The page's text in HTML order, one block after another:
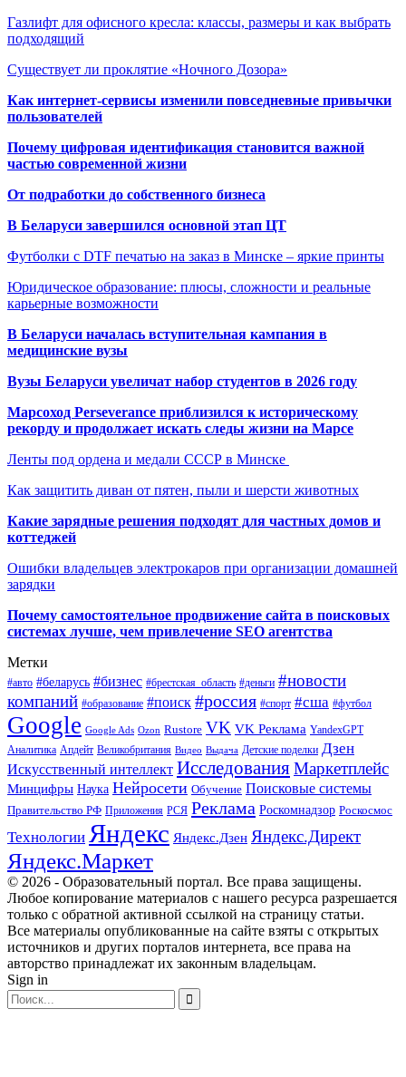
Газлифт для офисного кресла: классы, размеры и как выбрать
подходящий
Существует ли проклятие «Ночного Дозора»
Как интернет-сервисы изменили повседневные привычки
пользователей
Почему цифровая идентификация становится важной
частью современной жизни
От подработки до собственного бизнеса
В Беларуси завершился основной этап ЦТ
Футболки с DTF печатью на заказ в Минске – яркие принты
Юридическое образование: плюсы, сложности и реальные
карьерные возможности
В Беларуси началась вступительная кампания в
медицинские вузы
Вузы Беларуси увеличат набор студентов в 2026 году
Марсоход Perseverance приблизился к историческому
рекорду и продолжает искать следы жизни на Марсе
Ленты под ордена и медали СССР в Минске
Как защитить диван от пятен, пыли и шерсти животных
Какие зарядные решения подходят для частных домов и
коттеджей
Ошибки владельцев электрокаров при организации домашней
зарядки
Почему самостоятельное продвижение сайта в поисковых
системах лучше, чем привлечение SEO агентства
Метки
#авто #беларусь #бизнес #брестская_область #деньги #новости
компаний #образование #поиск #россия #спорт #сша #футбол
Google Google Ads Ozon Rustore VK VK Реклама YandexGPT
Аналитика Апдейт Великобритания Видео Выдача Детские поделки Дзен
Искусственный интеллект ИсследованияМаркетплейс
Минцифры Наука Нейросети Обучение Поисковые системы
Правительство РФ Приложения РСЯ Реклама Роскомнадзор Роскосмос
Технологии Яндекс Яндекс.Дзен Яндекс.Директ
Яндекс.Маркет
© 2026 - Образовательный портал. Все права защищены.
Любое копирование материалов с нашего ресурса разрешается
только с обратной активной ссылкой на страницу статьи.
Все материалы опубликованные на сайте взяты с открытых
источников и других порталов интернета, все права на
авторство принадлежат их законным владельцам.
Sign in